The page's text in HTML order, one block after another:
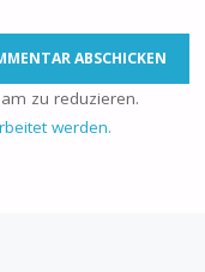
zu reduzieren.
werden.